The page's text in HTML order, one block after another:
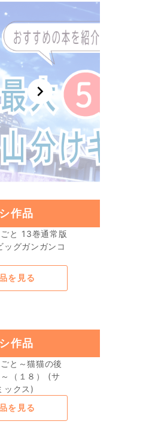
chevron_right
作品
と 13巻通常版
ッグガンガンコ
を見る
作品
と～猫猫の後
（１８） (サ
ックス)
を見る